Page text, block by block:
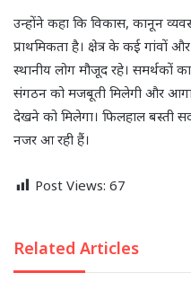
उन्होंने कहा कि विकास, कानून
प्राथमिकता है। क्षेत्र के कई गांवों
स्थानीय लोग मौजूद रहे। समर्थकों
संगठन को मजबूती मिलेगी और
देखने को मिलेगा। फिलहाल बस्ती
नजर आ रही हैं।
Post Views: 67
Related Articles